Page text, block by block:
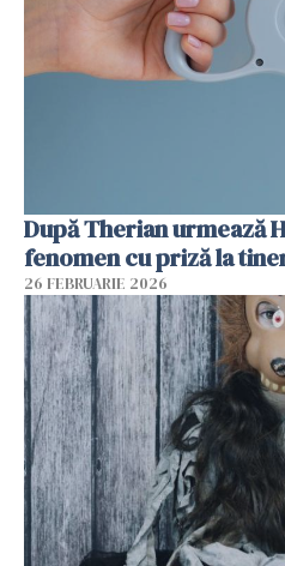
După Therian urmează
fenomen cu priză la
26 FEBRUARIE 2026